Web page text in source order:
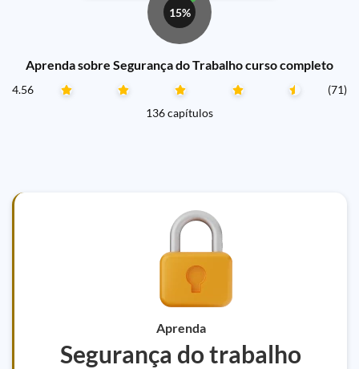
15%
Aprenda sobre Segurança do Trabalho curso completo
4.56
(71)
136 capítulos
Aprenda
Segurança do trabalho